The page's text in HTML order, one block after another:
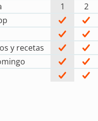
1
2
y recetas